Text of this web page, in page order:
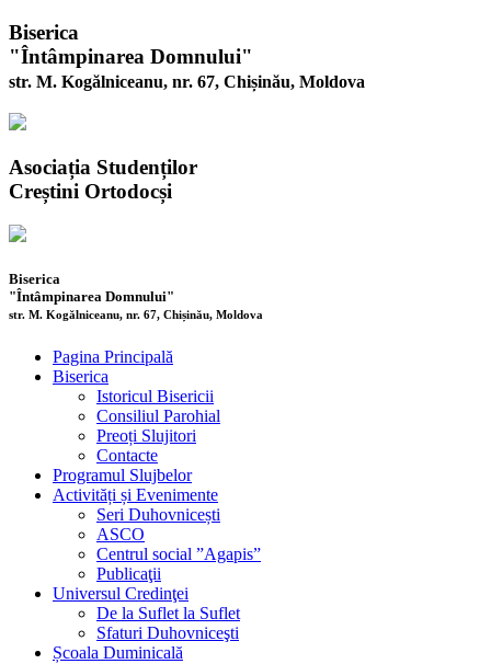
Biserica
"Întâmpinarea Domnului"
str. M. Kogălniceanu, nr. 67, Chișinău, Moldova
Asociația Studenților
Creștini Ortodocși
Biserica
"Întâmpinarea Domnului"
str. M. Kogălniceanu, nr. 67, Chișinău, Moldova
Pagina Principală
Biserica
Istoricul Bisericii
Consiliul Parohial
Preoți Slujitori
Contacte
Programul Slujbelor
Activități și Evenimente
Seri Duhovnicești
ASCO
Centrul social ”Agapis”
Publicaţii
Universul Credinţei
De la Suflet la Suflet
Sfaturi Duhovniceşti
Școala Duminicală